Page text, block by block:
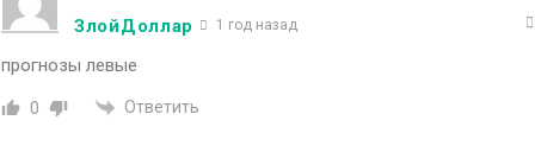
ЗлойДоллар 1 год назад
прогнозы левые
0 Ответить